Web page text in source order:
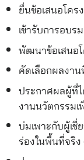
ยื่นข้อเสนอโคร
เข้ารับการอบรม
พัฒนาข้อเสนอ
คัดเลือกผลงา
ประกาศผลผู้ที่
งานนวัตกรรม
บ่มเพาะกับผู้เ
ร่องในพื้นที่จริง